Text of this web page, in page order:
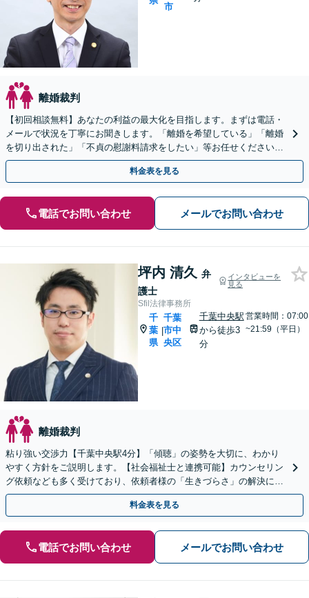
市
離婚裁判
【初回相談無料】あなたの利益の最大化を目指します。まずは電話・
メールで状況を丁寧にお聞きします。「離婚を希望している」「離婚
を切り出された」「不貞の慰謝料請求をしたい」等お任せください。
【リーズナブルな料金設定】
料金表を見る
電話でお問い合わせ メールでお問い合わせ
坪内 清久 弁
護士
インタビューを
見る
Sfil法律事務所
千
葉
県
|
千葉
市中
央区
千葉中央駅
から徒歩3
分
営業時間：07:00
~21:59（平日）
離婚裁判
粘り強い交渉力【千葉中央駅4分】「傾聴」の姿勢を大切に、わかり
やすく方針をご説明します。【社会福祉士と連携可能】カウンセリン
グ依頼なども多く受けており、依頼者様の「生きづらさ」の解決に役
立っております。元塾講師・お子様に関するご相談も注力
料金表を見る
電話でお問い合わせ メールでお問い合わせ